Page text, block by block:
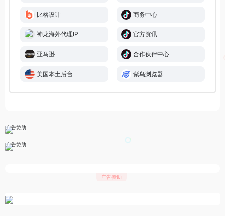
比格设计 商务中心
神龙海外代理IP 官方资讯
亚马逊 合作伙伴中心
美国本土后台 紫鸟浏览器
广告赞助
广告赞助
广告赞助